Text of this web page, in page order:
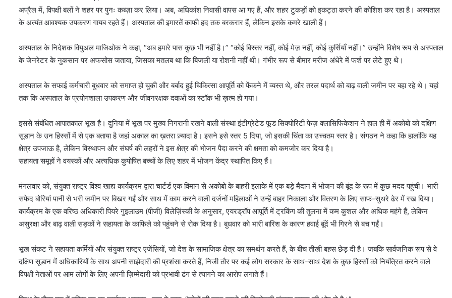
अप्रैल में, विपक्षी बलों ने शहर पर पुनः कब्ज़ा कर लिया। अब, अधिकांश निवासी वापस आ गए हैं, और शहर टुकड़ों को इकट्ठा करने की कोशिश कर रहा है। अस्पताल
के अत्यंत आवश्यक उपकरण गायब रहते हैं। अस्पताल की इमारतें काफी हद तक बरकरार हैं, लेकिन इसके कमरे खाली हैं।
अस्पताल के निदेशक वियुअल माजिओक ने कहा, “अब हमारे पास कुछ भी नहीं है।” “कोई बिस्तर नहीं, कोई मेज़ नहीं, कोई कुर्सियाँ नहीं।” उन्होंने विशेष रूप से अस्पताल
के जेनरेटर के नुकसान पर अफसोस जताया, जिसका मतलब था कि बिजली या रोशनी नहीं थी। गंभीर रूप से बीमार मरीज अंधेरे में फर्श पर लेटे हुए थे।
अस्पताल के सफाई कर्मचारी बुधवार को समाप्त हो चुकी और बर्बाद हुई चिकित्सा आपूर्ति को फेंकने में व्यस्त थे, और तरल पदार्थ को बाढ़ वाली जमीन पर बहा रहे थे। यहां
तक ​​कि अस्पताल के प्रयोगशाला उपकरण और जीवनरक्षक दवाओं का स्टॉक भी ख़त्म हो गया।
इससे संबंधित आपातकाल भूख है। दुनिया में भूख पर मुख्य निगरानी रखने वाली संस्था इंटीग्रेटेड फूड सिक्योरिटी फेज़ क्लासिफिकेशन ने हाल ही में अकोबो को दक्षिण
सूडान के उन हिस्सों में से एक बताया है जहां अकाल का ख़तरा ज़्यादा है। इसने इसे स्तर 5 दिया, जो इसकी चिंता का उच्चतम स्तर है। संगठन ने कहा कि हालांकि यह
क्षेत्र उपजाऊ है, लेकिन विस्थापन और संघर्ष की लहरों ने इस क्षेत्र की भोजन पैदा करने की क्षमता को कमजोर कर दिया है।
सहायता समूहों ने वयस्कों और अत्यधिक कुपोषित बच्चों के लिए शहर में भोजन केंद्र स्थापित किए हैं।
मंगलवार को, संयुक्त राष्ट्र विश्व खाद्य कार्यक्रम द्वारा चार्टर्ड एक विमान से अकोबो के बाहरी इलाके में एक बड़े मैदान में भोजन की बूंद के रूप में कुछ मदद पहुंची। भारी
सफेद बोरियां पानी से भरी जमीन पर बिखर गईं और साथ में काम करने वाली दर्जनों महिलाओं ने उन्हें बाहर निकाला और वितरण के लिए साफ-सुथरे ढेर में रख दिया।
कार्यक्रम के एक वरिष्ठ अधिकारी पियरे गुइलाउम (पीजी) विलेज़िंस्की के अनुसार, एयरड्रॉप आपूर्ति में ट्रकिंग की तुलना में कम कुशल और अधिक महंगे हैं, लेकिन
असुरक्षा और बाढ़ वाली सड़कों ने सहायता के काफिले को पहुंचने से रोक दिया है। बुधवार को भारी बारिश के कारण हवाई बूंदें भी गिरने से बच गईं।
भूख संकट ने सहायता कर्मियों और संयुक्त राष्ट्र एजेंसियों, जो देश के सामाजिक क्षेत्र का समर्थन करते हैं, के बीच तीखी बहस छेड़ दी है। जबकि सार्वजनिक रूप से वे
दक्षिण सूडान में अधिकारियों के साथ अपनी साझेदारी की प्रशंसा करते हैं, निजी तौर पर कई लोग सरकार के साथ-साथ देश के कुछ हिस्सों को नियंत्रित करने वाले
विपक्षी नेताओं पर आम लोगों के लिए अपनी ज़िम्मेदारी को प्रभावी ढंग से त्यागने का आरोप लगाते हैं।